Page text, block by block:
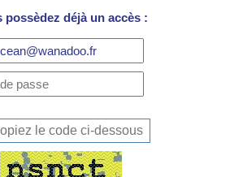
possèdez déjà un accès :